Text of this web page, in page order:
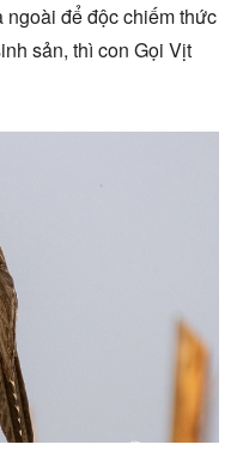
ngoài để độc chiếm thức
sản, thì con Gọi Vịt